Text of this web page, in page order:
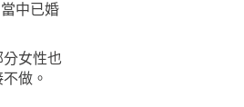
中已婚
女性也
做。